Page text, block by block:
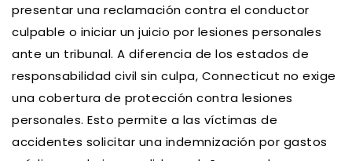
presentar una reclamación contra el conductor
culpable o iniciar un juicio por lesiones personales
ante un tribunal. A diferencia de los estados de
responsabilidad civil sin culpa, Connecticut no exige
una cobertura de protección contra lesiones
personales. Esto permite a las víctimas de
accidentes solicitar una indemnización por gastos